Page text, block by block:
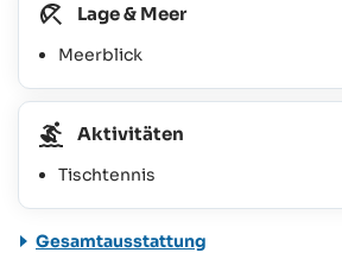
Lage & Meer
Meerblick
Aktivitäten
Tischtennis
Gesamtausstattung